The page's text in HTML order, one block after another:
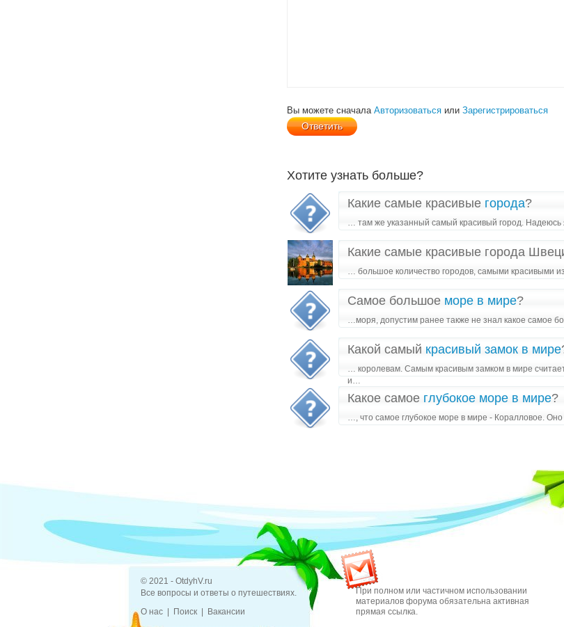
Вы можете сначала Авторизоваться или Зарегистрироваться
Хотите узнать больше?
Какие самые красивые города?
… там же указанный самый красивый город.
Какие самые красивые города
… большое количество городов, самыми красивыми
Самое большое море в мире?
…моря, допустим ранее также не знал какое самое
Какой самый красивый замок в мире
… королевам. Самым красивым замком в мире
и…
Какое самое глубокое море в мире?
…, что самое глубокое море в мире - Коралловое.
© 2021 - OtdyhV.ru
Все вопросы и ответы о путешествиях.
О нас
Поиск Вакансии
При полном или частичном использовании
материалов форума обязательна активная
прямая ссылка.